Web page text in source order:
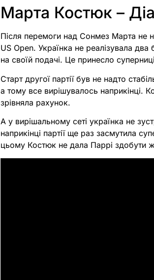
Марта Костюк –
Після перемоги над Сонмез Марта не
US Open. Українка не реалізувала
на своїй подачі. Це принесло
Старт другої партії був не надто
а тому все вирішувалось наприкінці.
зрівняла рахунок.
А у вирішальному сеті українка не
наприкінці партії ще раз засмутила
цьому Костюк не дала Паррі здобути